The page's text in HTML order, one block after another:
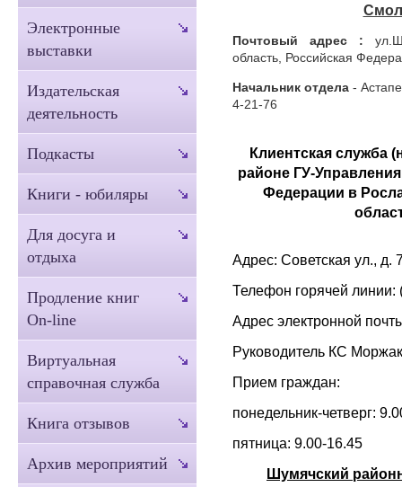
Почтовый адрес :
область, Российская
Начальник отдела -
4-21-76
Клиентская служба
районе ГУ-
Федерации в
Адрес: Советская ул.,
Телефон горячей линии:
Адрес электронной
Руководитель КС
Прием граждан:
понедельник-четверг:
пятница: 9.00-16.45
Шумячский
Электронные
выставки
Издательская
деятельность
Подкасты
Книги - юбиляры
Для досуга и
отдыха
Продление книг
On-line
Виртуальная
справочная служба
Книга отзывов
Архив мероприятий